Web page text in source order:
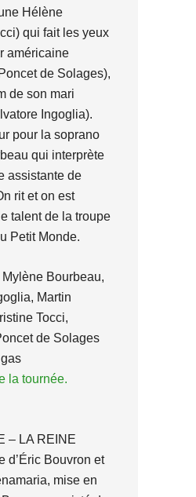
Hélène
qui fait les yeux
américaine
de Solages),
de son mari
Ingoglia).
pour la soprano
qui interprète
assistante de
rit et on est
talent de la troupe
Petit Monde.
Bourbeau,
Martin
Tocci,
de Solages
la tournée.
– LA REINE
d’Éric Bouvron et
mise en